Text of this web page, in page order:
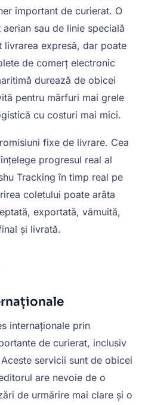
important de curierat. O
sau de linie specială
livrarea expresă, dar poate
de comerț electronic
durează de obicei
pentru mărfuri mai grele
cu costuri mai mici.
fixe de livrare. Cea
progresul real al
Tracking în timp real pe
coletului poate arăta
exportată, vămuită,
și livrată.
internaționale prin
de curierat, inclusiv
servicii sunt de obicei
are nevoie de o
de urmărire mai clare și o